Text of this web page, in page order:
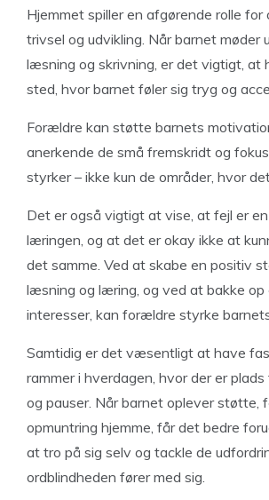
Hjemmet spiller en afgørende rolle for
trivsel og udvikling. Når barnet møder
læsning og skrivning, er det vigtigt, at
sted, hvor barnet føler sig tryg og
Forældre kan støtte barnets
anerkende de små fremskridt og
styrker – ikke kun de områder, hvor
Det er også vigtigt at vise, at fejl er
læringen, og at det er okay ikke at
det samme. Ved at skabe en positiv
læsning og læring, og ved at bakke op
interesser, kan forældre styrke
Samtidig er det væsentligt at have
rammer i hverdagen, hvor der er
og pauser. Når barnet oplever støtte,
opmuntring hjemme, får det bedre
at tro på sig selv og tackle de
ordblindheden fører med sig.